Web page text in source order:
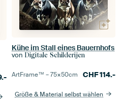
Kühe im Stall eines Bauernhofs
von Digitale Schilderijen
ArtFrame™ –75×50cm CHF114.-
Größe & Material selbst wählen